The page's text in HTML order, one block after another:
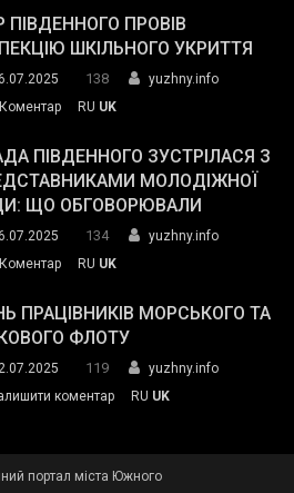
органів:
«Наш
спільний
окупанти.
Маємо
діяти
команда
ДСНС
власноруч
пожежу
у
ПІВДЕННОГО ПРОВІВ
ШКІЛЬНОГО УКРИТТЯ
138
yuzhny.info
до
Південного
провів
інспекцію
укриття
RU UK
ПІВДЕННОГО ЗУСТРІЛАСЯ З
МОЛОДІЖНОЇ
ЩО ОБГОВОРЮВАЛИ
134
yuzhny.info
до
Південного
зустрілася
представниками
молодіжної
обговорювали
RU UK
ПРАЦІВНИКІВ МОРСЬКОГО ТА
ФЛОТУ
119
yuzhny.info
коментарon
RU UK
портал міста Южного